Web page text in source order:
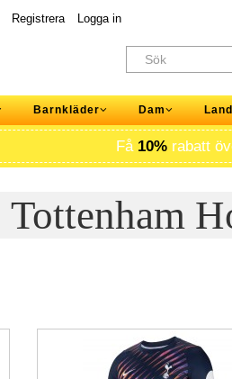
Registrera Logga in
Barnkläder Dam
Få 10% rabatt
Tottenham